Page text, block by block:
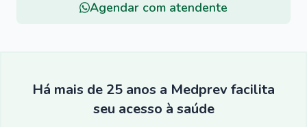
Agendar com atendente
Há mais de 25 anos a Medprev facilita
seu acesso à saúde